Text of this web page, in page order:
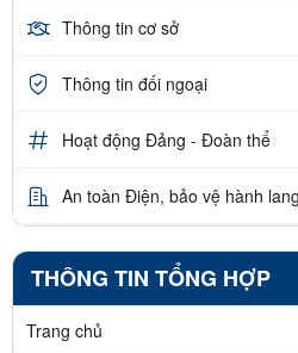
Thông tin cơ sở
Thông tin đối ngoại
Hoạt động Đảng - Đoàn thể
An toàn Điện, bảo vệ hành
THÔNG TIN TỔNG HỢP
Trang chủ